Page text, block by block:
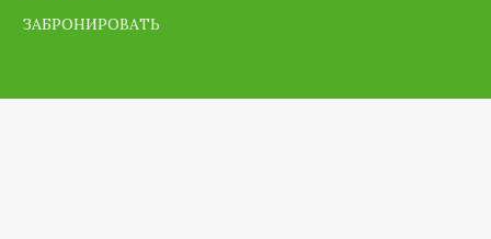
ЗАБРОНИРОВАТЬ